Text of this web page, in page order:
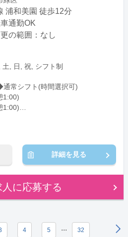
浦和美園 徒歩12分
通勤OK
の範囲：なし
土, 日, 祝, シフト制
通常シフト(時間選択可)
1:00)
1:00)
1:00)
詳細を見る
人に応募する
4 5 ... 32